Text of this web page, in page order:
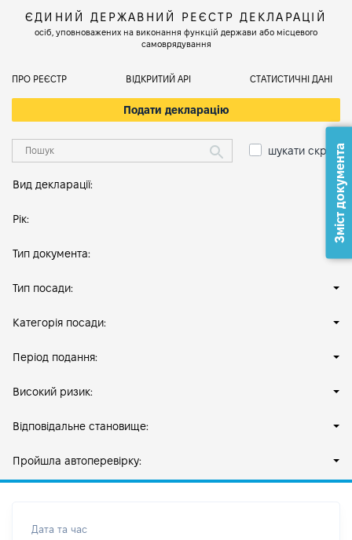
ЄДИНИЙ ДЕРЖАВНИЙ РЕЄСТР ДЕКЛАРАЦІЙ
осіб, уповноважених на виконання функцій держави або місцевого
самоврядування
ПРО РЕЄСТР ВІДКРИТИЙ АРІ СТАТИСТИЧНІ ДАНІ
Подати декларацію
шукати скрізь
Вид декларації:
Рік:
Тип документа:
Тип посади:
Категорія посади:
Період подання:
Високий ризик:
Відповідальне становище:
Пройшла автоперевірку:
Дата та час
Зміст документа